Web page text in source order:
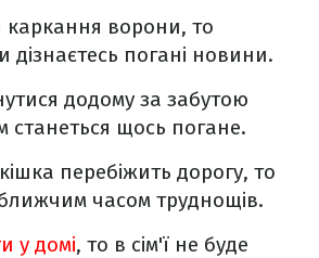
ворони, то
дізнаєтесь погані новини.
додому за забутою
станеться щось погане.
перебіжить дорогу, то
часом труднощів.
у домі, то в сім'ї не буде